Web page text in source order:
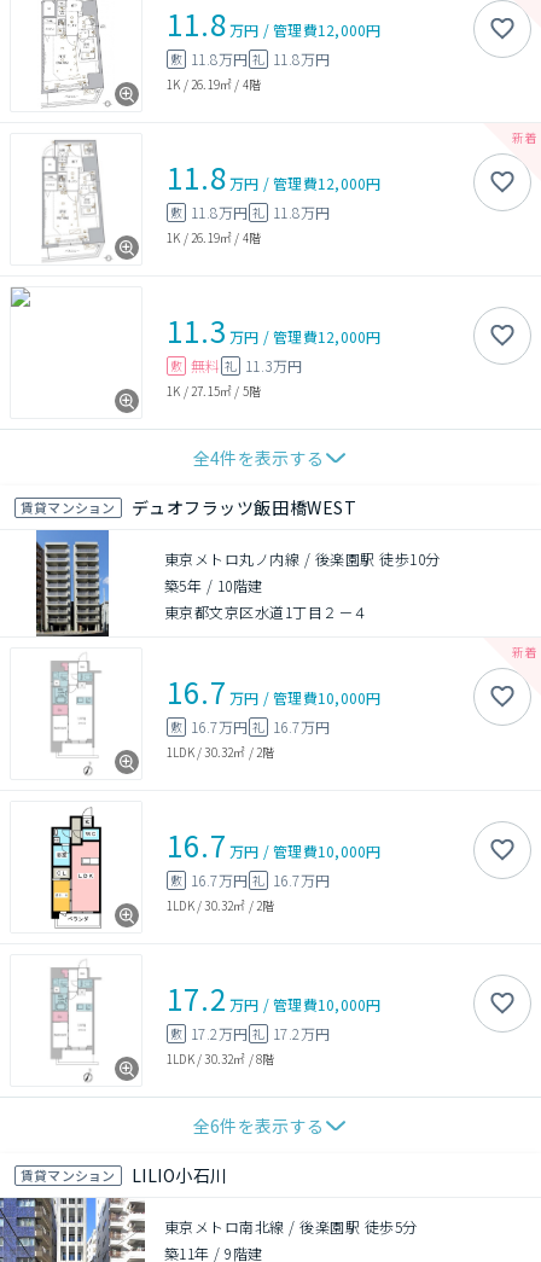
11.8万円 /管理費12,000円
敷 11.8万円 礼 11.8万円
1K / 26.19㎡ / 4階
11.8万円 /管理費12,000円
敷 11.8万円 礼 11.8万円
1K / 26.19㎡ / 4階
11.3 万円 /管理費12,000円
敷 無料 礼 11.3万円
1K / 27.15㎡ / 5階
全4件を表示する
賃貸マンション デュオフラッツ飯田橋WEST
東京メトロ丸ノ内線 / 後楽園駅 徒歩10分
築5年 / 10階建
東京都文京区水道1丁目２－４
16.7 万円 /管理費10,000円
敷 16.7万円 礼 16.7万円
1LDK/30.32㎡ / 2階
16.7 万円 /管理費10,000円
敷 16.7万円 礼 16.7万円
1LDK/30.32㎡ / 2階
17.2 万円 /管理費10,000円
敷 17.2万円 礼 17.2万円
1LDK/30.32㎡ /8階
全6件を表示する
賃貸マンション LILIO小石川
東京メトロ南北線 / 後楽園駅 徒歩5分
築11年 /9階建